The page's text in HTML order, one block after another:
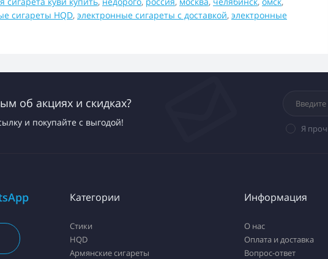
сигареты HQD, электронные сигареты с доставкой, электронные
об акциях и скидках?
и покупайте с выгодой!
Я
Категории
Стики
HQD
Армянские сигареты
Информация
О нас
Оплата и доставка
Вопрос-ответ